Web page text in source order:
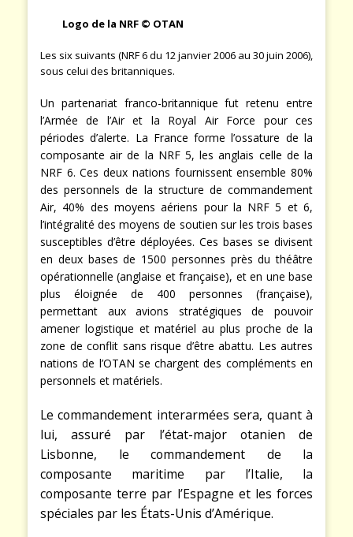
Logo de la NRF © OTAN
Les six suivants (NRF 6 du 12 janvier 2006 au 30 juin 2006),
sous celui des britanniques.
Un partenariat franco-britannique fut retenu entre
l’Armée de l’Air et la Royal Air Force pour ces
périodes d’alerte. La France forme l’ossature de la
composante air de la NRF 5, les anglais celle de la
NRF 6. Ces deux nations fournissent ensemble 80%
des personnels de la structure de commandement
Air, 40% des moyens aériens pour la NRF 5 et 6,
l’intégralité des moyens de soutien sur les trois bases
susceptibles d’être déployées. Ces bases se divisent
en deux bases de 1500 personnes près du théâtre
opérationnelle (anglaise et française), et en une base
plus éloignée de 400 personnes (française),
permettant aux avions stratégiques de pouvoir
amener logistique et matériel au plus proche de la
zone de conflit sans risque d’être abattu. Les autres
nations de l’OTAN se chargent des compléments en
personnels et matériels.
Le commandement interarmées sera, quant à
lui, assuré par l’état-major otanien de
Lisbonne, le commandement de la
composante maritime par l’Italie, la
composante terre par l’Espagne et les forces
spéciales par les États-Unis d’Amérique.